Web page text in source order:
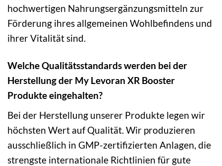
hochwertigen Nahrungsergänzungsmitteln zur
Förderung ihres allgemeinen Wohlbefindens und
ihrer Vitalität sind.
Welche Qualitätsstandards werden bei der
Herstellung der My Levoran XR Booster
Produkte eingehalten?
Bei der Herstellung unserer Produkte legen wir
höchsten Wert auf Qualität. Wir produzieren
ausschließlich in GMP-zertifizierten Anlagen, die
strengste internationale Richtlinien für gute